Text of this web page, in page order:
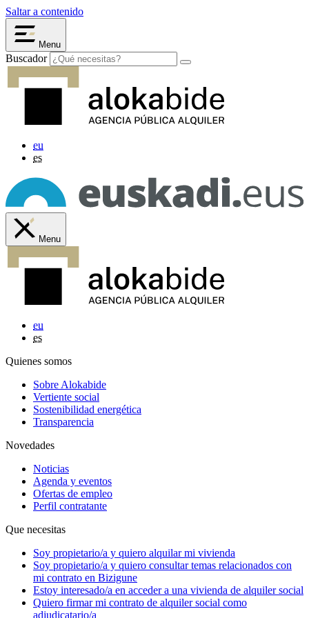
Saltar a contenido
Menu
Buscador
eu
es
Menu
eu
es
Quienes somos
Sobre Alokabide
Vertiente social
Sostenibilidad energética
Transparencia
Novedades
Noticias
Agenda y eventos
Ofertas de empleo
Perfil contratante
Que necesitas
Soy propietario/a y quiero alquilar mi vivienda
Soy propietario/a y quiero consultar temas relacionados con
mi contrato en Bizigune
Estoy interesado/a en acceder a una vivienda de alquiler social
Quiero firmar mi contrato de alquiler social como
adjudicatario/a